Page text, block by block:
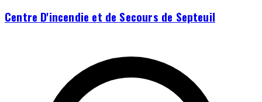
Centre D'incendie et de Secours de Septeuil